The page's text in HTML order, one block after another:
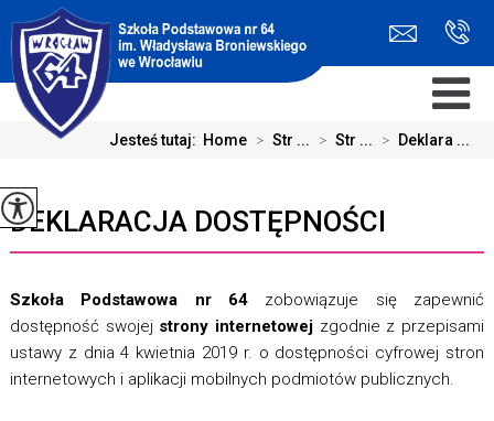
Jesteś tutaj: Home > Str ... > Str ... > Deklara ...
DEKLARACJA DOSTĘPNOŚCI
Szkoła Podstawowa nr 64 zobowiązuje się zapewnić
dostępność swojej strony internetowej zgodnie z przepisami
ustawy z dnia 4 kwietnia 2019 r. o dostępności cyfrowej stron
internetowych i aplikacji mobilnych podmiotów publicznych.